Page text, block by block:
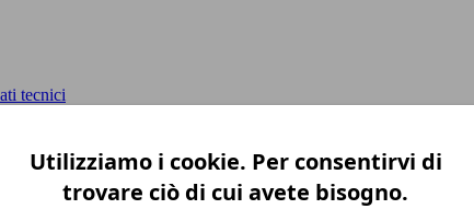
tecnici
auto
Utilizziamo i cookie. Per consentirvi di
trovare ciò di cui avete bisogno.